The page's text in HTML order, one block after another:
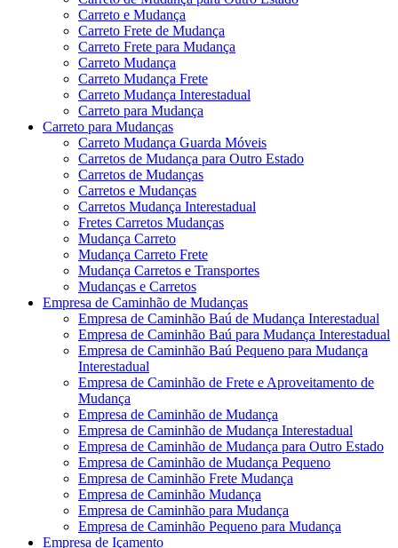
Carreto e Mudança
Carreto Frete de Mudança
Carreto Frete para Mudança
Carreto Mudança
Carreto Mudança Frete
Carreto Mudança Interestadual
Carreto para Mudança
Carreto para Mudanças
Carreto Mudança Guarda Móveis
Carretos de Mudança para Outro Estado
Carretos de Mudanças
Carretos e Mudanças
Carretos Mudança Interestadual
Fretes Carretos Mudanças
Mudança Carreto
Mudança Carreto Frete
Mudança Carretos e Transportes
Mudanças e Carretos
Empresa de Caminhão de Mudanças
Empresa de Caminhão Baú de Mudança Interestadual
Empresa de Caminhão Baú para Mudança Interestadual
Empresa de Caminhão Baú Pequeno para Mudança
Interestadual
Empresa de Caminhão de Frete e Aproveitamento de
Mudança
Empresa de Caminhão de Mudança
Empresa de Caminhão de Mudança Interestadual
Empresa de Caminhão de Mudança para Outro Estado
Empresa de Caminhão de Mudança Pequeno
Empresa de Caminhão Frete Mudança
Empresa de Caminhão Mudança
Empresa de Caminhão para Mudança
Empresa de Caminhão Pequeno para Mudança
Empresa de Içamento